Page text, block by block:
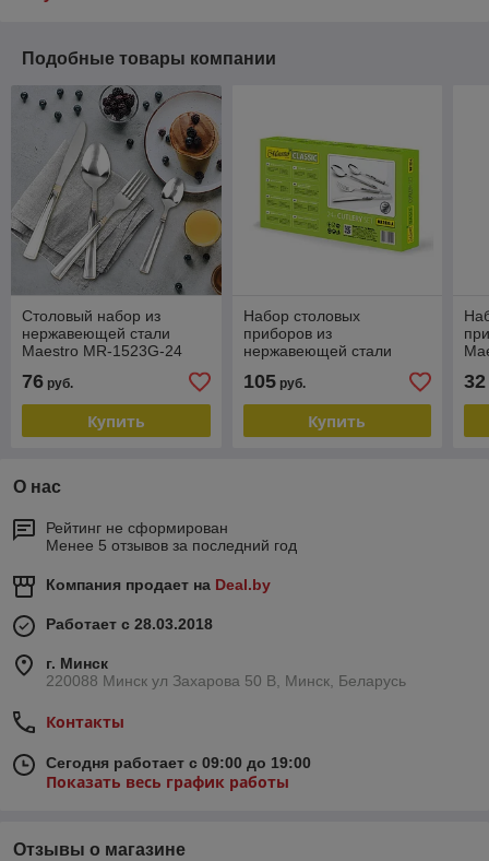
Подобные товары компании
Столовый набор из
нержавеющей стали
Maestro MR-1523G-24
76 руб.
Купить
Набор столовых
приборов из
нержавеющей стали
Maestro 24пр, белый MR
1535 A
105руб.
Купить
32
О нас
Рейтинг не сформирован
Менее 5 отзывов за последний год
Компания продает на Deal.by
Работает с 28.03.2018
г. Минск
220088 Минск ул Захарова 50 В, Минск, Беларусь
Контакты
Сегодня работает с 09:00 до 19:00
Показать весь график работы
Отзывы о магазине